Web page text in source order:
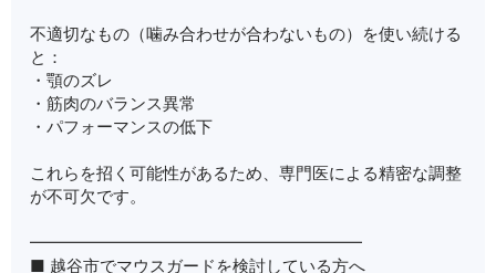
不適切なもの（噛み合わせが合わないもの）を使い続ける
と：
・顎のズレ
・筋肉のバランス異常
・パフォーマンスの低下
これらを招く可能性があるため、専門医による精密な調整
が不可欠です。
━━━━━━━━━━━━━━━━━━━━
■ 越谷市でマウスガードを検討している方へ